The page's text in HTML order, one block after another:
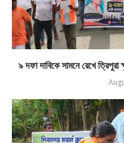
৯ দফা দাবিকে সামনে রেখে